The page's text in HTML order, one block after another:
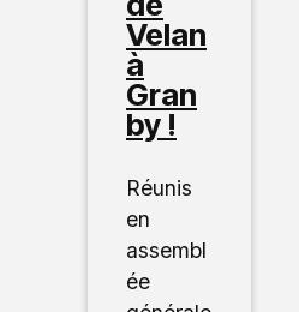
Velan
à
Gran
by !
Réunis
en
assembl
ée